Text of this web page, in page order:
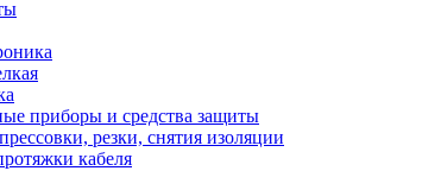
приборы и средства защиты
резки, снятия изоляции
кабеля